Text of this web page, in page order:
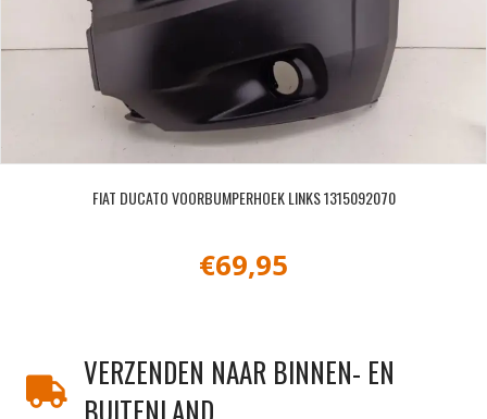
FIAT DUCATO VOORBUMPERHOEK LINKS 1315092070
€69,95
VERZENDEN NAAR BINNEN- EN
BUITENLAND